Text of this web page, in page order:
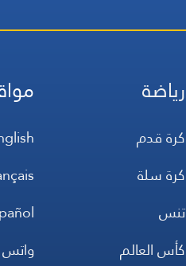
رياضة
كرة قدم
كرة سلة
تنس
كأس العالم
واتس